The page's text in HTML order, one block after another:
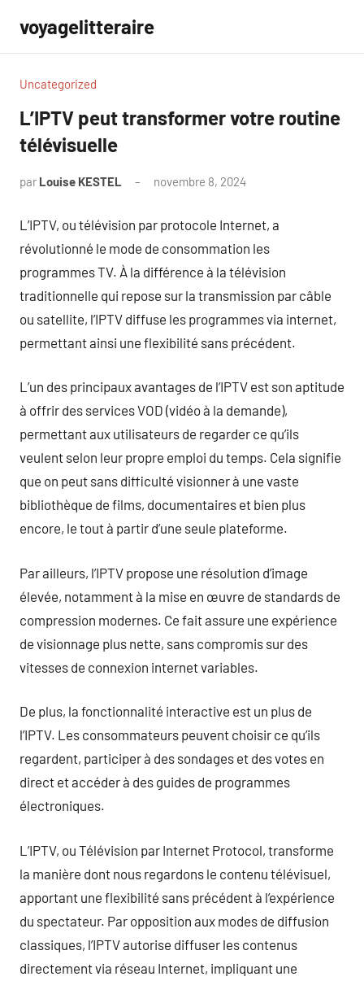
contenu
voyagelitteraire
Uncategorized
L’IPTV peut transformer votre routine
télévisuelle
par Louise KESTEL novembre 8, 2024
L’IPTV, ou télévision par protocole Internet, a
révolutionné le mode de consommation les
programmes TV. À la différence à la télévision
traditionnelle qui repose sur la transmission par câble
ou satellite, l’IPTV diffuse les programmes via internet,
permettant ainsi une flexibilité sans précédent.
L’un des principaux avantages de l’IPTV est son aptitude
à offrir des services VOD (vidéo à la demande),
permettant aux utilisateurs de regarder ce qu’ils
veulent selon leur propre emploi du temps. Cela signifie
que on peut sans difficulté visionner à une vaste
bibliothèque de films, documentaires et bien plus
encore, le tout à partir d’une seule plateforme.
Par ailleurs, l’IPTV propose une résolution d’image
élevée, notamment à la mise en œuvre de standards de
compression modernes. Ce fait assure une expérience
de visionnage plus nette, sans compromis sur des
vitesses de connexion internet variables.
De plus, la fonctionnalité interactive est un plus de
l’IPTV. Les consommateurs peuvent choisir ce qu’ils
regardent, participer à des sondages et des votes en
direct et accéder à des guides de programmes
électroniques.
L’IPTV, ou Télévision par Internet Protocol, transforme
la manière dont nous regardons le contenu télévisuel,
apportant une flexibilité sans précédent à l’expérience
du spectateur. Par opposition aux modes de diffusion
classiques, l’IPTV autorise diffuser les contenus
directement via réseau Internet, impliquant une